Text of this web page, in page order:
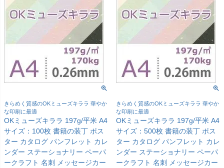
きらめく質感のOKミューズキララ 華やか
な印刷に最適
OKミューズキララ 197g/平米 A4
サイズ：100枚 書籍の装丁 ポス
ター カタログ パンフレット カレ
ンダー ステーショナリー ペーパ
ークラフト 名刺 メッセージカー
きらめく質感のOKミューズキララ 華やか
な印刷に最適
OKミューズキララ 197g/平米 A4
サイズ：500枚 書籍の装丁 ポス
ター カタログ パンフレット カレ
ンダー ステーショナリー ペーパ
ークラフト 名刺 メッセージカー